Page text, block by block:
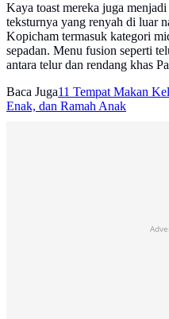
Kaya toast mereka juga
teksturnya yang renyah di luar
Kopicham termasuk kategori
sepadan. Menu fusion seperti
antara telur dan rendang khas
Baca Juga11 Tempat Makan
Enak, dan Ramah Anak